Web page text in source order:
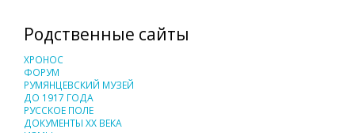
Родственные сайты
ХРОНОС
ФОРУМ
РУМЯНЦЕВСКИЙ МУЗЕЙ
ДО 1917 ГОДА
РУССКОЕ ПОЛЕ
ДОКУМЕНТЫ XX ВЕКА